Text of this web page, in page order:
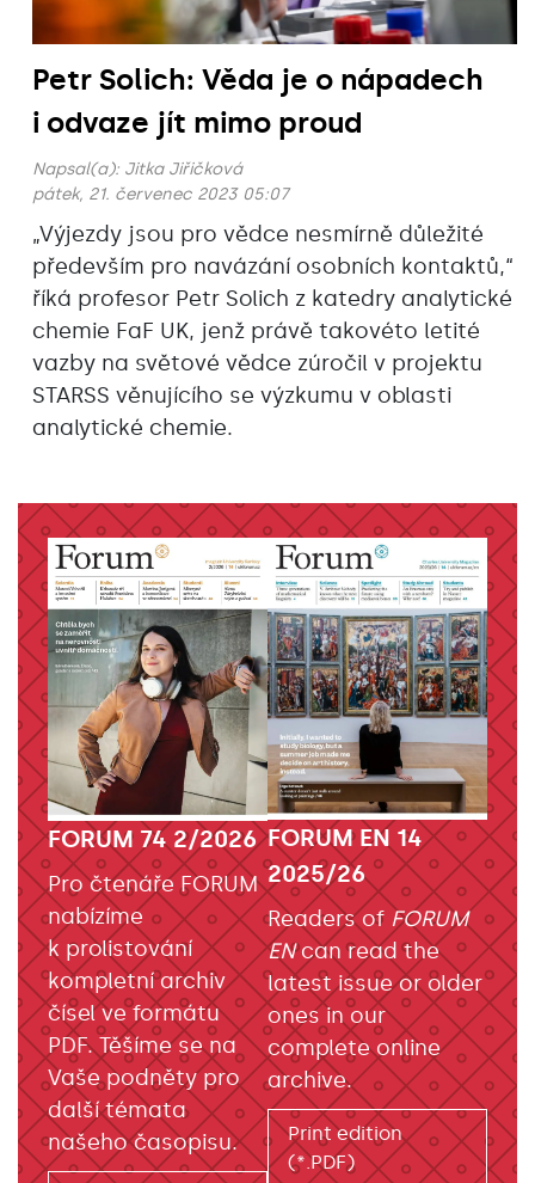
Petr Solich: Věda je o nápadech
i odvaze jít mimo proud
Napsal(a): Jitka Jiřičková
pátek, 21. červenec 2023 05:07
„Výjezdy jsou pro vědce nesmírně důležité
především pro navázání osobních kontaktů,“
říká profesor Petr Solich z katedry analytické
chemie FaF UK, jenž právě takovéto letité
vazby na světové vědce zúročil v projektu
STARSS věnujícího se výzkumu v oblasti
analytické chemie.
FORUM 74 2/2026
Pro čtenáře FORUM
nabízíme
k prolistování
kompletní archiv
čísel ve formátu
PDF. Těšíme se na
Vaše podněty pro
další témata
našeho časopisu.
FORUM EN 14
2025/26
Readers of FORUM
ENcan read the
latest issue or older
ones in our
complete online
archive.
Print edition
(*.PDF)